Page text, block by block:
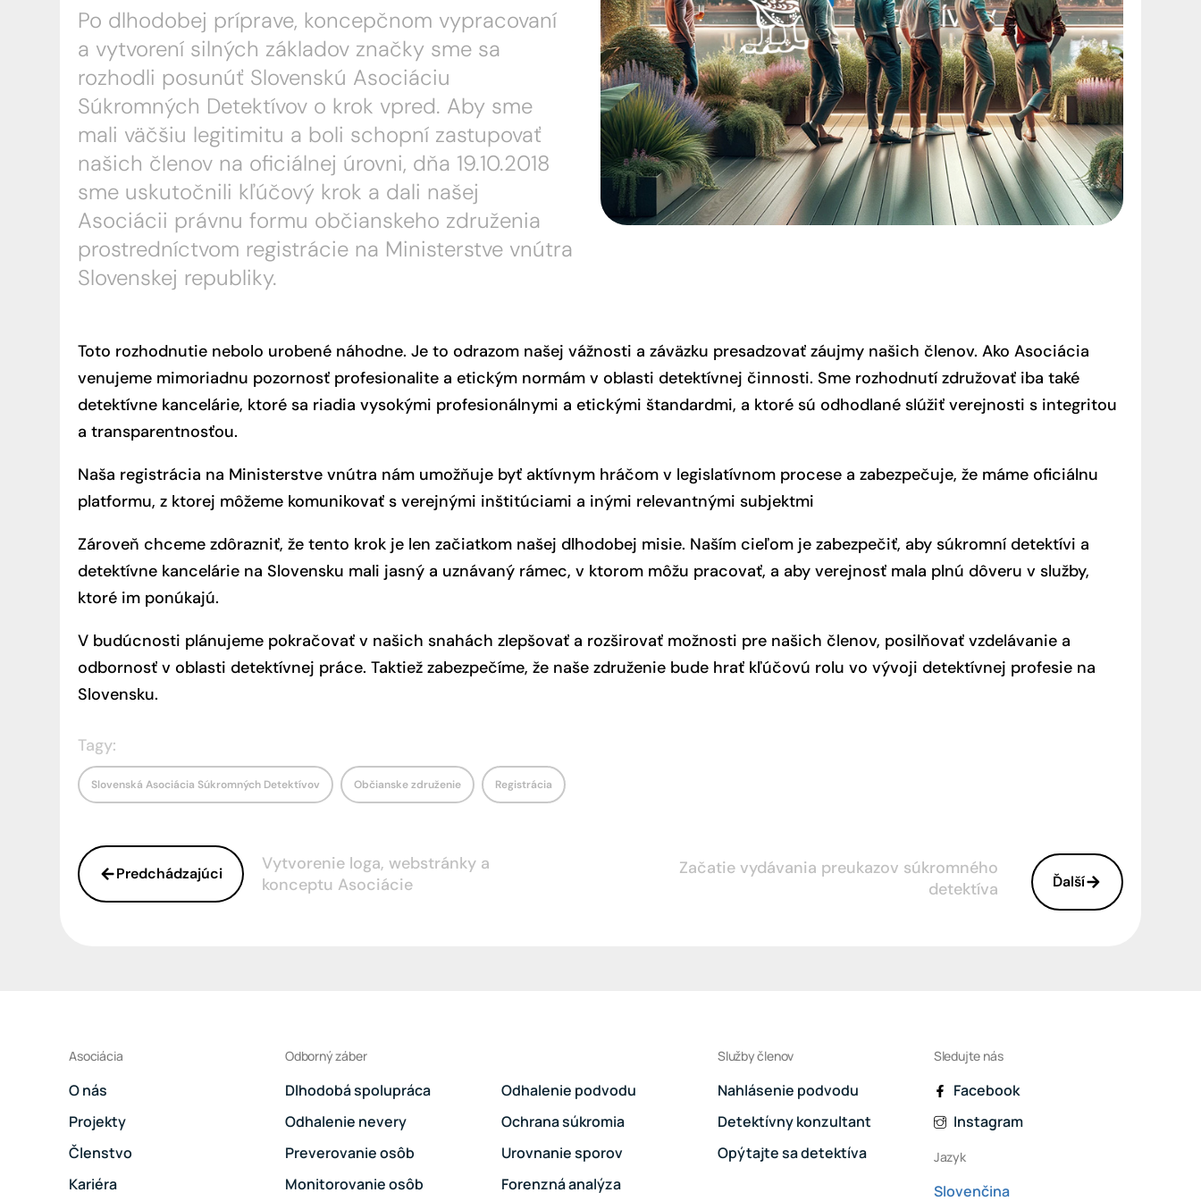
Ochrana súkromia
Urovnanie sporov
Forenzná analýza
Vyhľadanie majetku
Po dlhodobej príprave, koncepčnom vypracovaní
a vytvorení silných základov značky sme sa
rozhodli posunúť Slovenskú Asociáciu
Súkromných Detektívov o krok vpred. Aby sme
mali väčšiu legitimitu a boli schopní zastupovať
našich členov na oficiálnej úrovni, dňa 19.10.2018
sme uskutočnili kľúčový krok a dali našej
Asociácii právnu formu občianskeho združenia
prostredníctvom registrácie na Ministerstve vnútra
Slovenskej republiky.
Toto rozhodnutie nebolo urobené náhodne. Je to odrazom našej vážnosti a záväzku presadzovať záujmy našich členov. Ako Asociácia
venujeme mimoriadnu pozornosť profesionalite a etickým normám v oblasti detektívnej činnosti. Sme rozhodnutí združovať iba také
detektívne kancelárie, ktoré sa riadia vysokými profesionálnymi a etickými štandardmi, a ktoré sú odhodlané slúžiť verejnosti s integritou
a transparentnosťou.
Naša registrácia na Ministerstve vnútra nám umožňuje byť aktívnym hráčom v legislatívnom procese a zabezpečuje, že máme oficiálnu
platformu, z ktorej môžeme komunikovať s verejnými inštitúciami a inými relevantnými subjektmi
Zároveň chceme zdôrazniť, že tento krok je len začiatkom našej dlhodobej misie. Naším cieľom je zabezpečiť, aby súkromní detektívi a
detektívne kancelárie na Slovensku mali jasný a uznávaný rámec, v ktorom môžu pracovať, a aby verejnosť mala plnú dôveru v služby,
ktoré im ponúkajú.
V budúcnosti plánujeme pokračovať v našich snahách zlepšovať a rozširovať možnosti pre našich členov, posilňovať vzdelávanie a
odbornosť v oblasti detektívnej práce. Taktiež zabezpečíme, že naše združenie bude hrať kľúčovú rolu vo vývoji detektívnej profesie na
Slovensku.
Tagy:
Slovenská Asociácia Súkromných Detektívov Občianske združenie Registrácia
Predchádzajúci
Vytvorenie loga, webstránky a
konceptu Asociácie
Začatie vydávania preukazov súkromného
detektíva
Ďalší
Asociácia
O nás
Projekty
Členstvo
Kariéra
Odborný záber
Dlhodobá spolupráca
Odhalenie nevery
Preverovanie osôb
Monitorovanie osôb
Odhalenie podvodu
Ochrana súkromia
Urovnanie sporov
Forenzná analýza
Služby členov
Nahlásenie podvodu
Detektívny konzultant
Opýtajte sa detektíva
Sledujte nás
Facebook
Instagram
Jazyk
Slovenčina